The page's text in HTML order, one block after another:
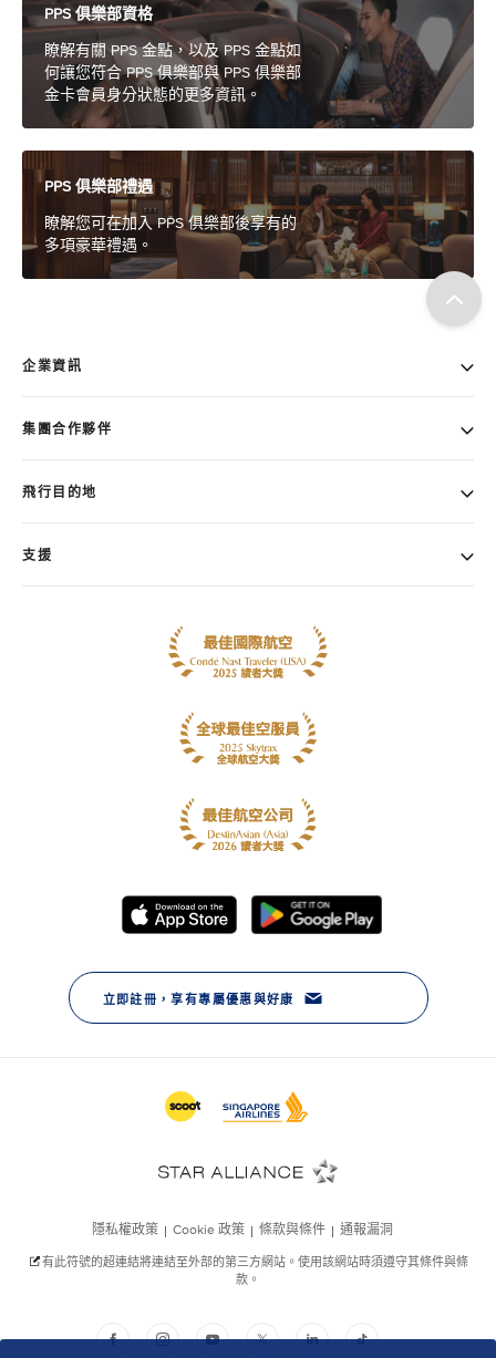
PPS 俱樂部資格
瞭解有關 PPS 金點，以及 PPS 金點如
何讓您符合 PPS 俱樂部與 PPS 俱樂部
金卡會員身分狀態的更多資訊。
PPS 俱樂部禮遇
瞭解您可在加入 PPS 俱樂部後享有的
多項豪華禮遇。